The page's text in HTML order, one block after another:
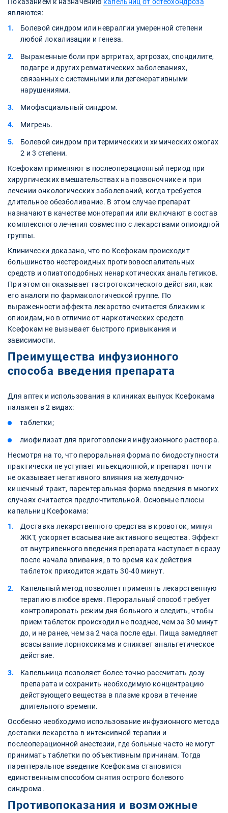
Показанием к назначению капельниц от остеохондроза
являются:
Болевой синдром или невралгии умеренной степени
любой локализации и генеза.
Выраженные боли при артритах, артрозах, спондилите,
подагре и других ревматических заболеваниях,
связанных с системными или дегенеративными
нарушениями.
Миофасциальный синдром.
Мигрень.
Болевой синдром при термических и химических ожогах
2 и 3 степени.
Ксефокам применяют в послеоперационный период при
хирургических вмешательствах на позвоночнике и при
лечении онкологических заболеваний, когда требуется
длительное обезболивание. В этом случае препарат
назначают в качестве монотерапии или включают в состав
комплексного лечения совместно с лекарствами опиоидной
группы.
Клинически доказано, что по Ксефокам происходит
большинство нестероидных противовоспалительных
средств и опиатоподобных ненаркотических анальгетиков.
При этом он оказывает гастротоксического действия, как
его аналоги по фармакологической группе. По
выраженности эффекта лекарство считается близким к
опиоидам, но в отличие от наркотических средств
Ксефокам не вызывает быстрого привыкания и
зависимости.
Преимущества инфузионного
способа введения препарата
Для аптек и использования в клиниках выпуск Ксефокама
налажен в 2 видах:
таблетки;
лиофилизат для приготовления инфузионного раствора.
Несмотря на то, что пероральная форма по биодоступности
практически не уступает инъекционной, и препарат почти
не оказывает негативного влияния на желудочно-
кишечный тракт, парентеральная форма введения в многих
случаях считается предпочтительной. Основные плюсы
капельниц Ксефокама:
Доставка лекарственного средства в кровоток, минуя
ЖКТ, ускоряет всасывание активного вещества. Эффект
от внутривенного введения препарата наступает в сразу
после начала вливания, в то время как действия
таблеток приходится ждать 30-40 минут.
Капельный метод позволяет применять лекарственную
терапию в любое время. Пероральный способ требует
контролировать режим дня больного и следить, чтобы
прием таблеток происходил не позднее, чем за 30 минут
до, и не ранее, чем за 2 часа после еды. Пища замедляет
всасывание лорноксикама и снижает анальгетическое
действие.
Капельница позволяет более точно рассчитать дозу
препарата и сохранить необходимую концентрацию
действующего вещества в плазме крови в течение
длительного времени.
Особенно необходимо использование инфузионного метода
доставки лекарства в интенсивной терапии и
послеоперационной анестезии, где больные часто не могут
принимать таблетки по объективным причинам. Тогда
парентеральное введение Ксефокама становится
единственным способом снятия острого болевого
синдрома.
Противопоказания и возможные